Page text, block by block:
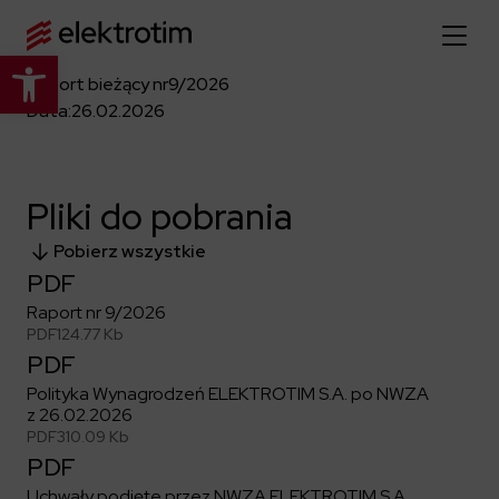
Otwórz pasek narzędzi
Strona główna
Więcej o nas
O firmie
Strategia
Władze spółki
Historia
Grupa kapitałowa
Portfolio
Dokumenty firmowe
Certyfikaty
Oferta
Poznaj pełną ofertę
Budownictwo Specjalistyczne
Elektroenergetyka
Resorty obronne
Przemysł
Infrastruktura użyteczności publicznej
Aktualności
Relacje inwestorskie
Dowiedz się więcej
Raporty
Kariera
Dowiedz się więcej
Raport bieżący nr9/2026
Data:26.02.2026
Pliki do pobrania
Pobierz wszystkie
PDF
Raport nr 9/2026
PDF124.77 Kb
PDF
Polityka Wynagrodzeń ELEKTROTIM S.A. po NWZA
z 26.02.2026
PDF310.09 Kb
PDF